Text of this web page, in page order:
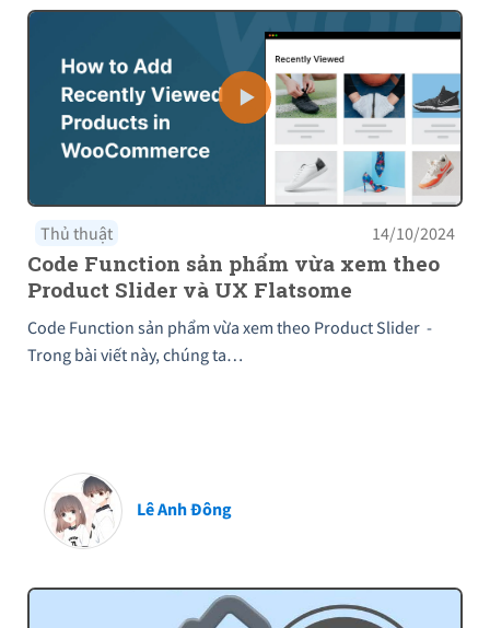
Thủ thuật 14/10/2024
Code Function sản phẩm vừa xem theo
Product Slider và UX Flatsome
Code Function sản phẩm vừa xem theo Product Slider -
Trong bài viết này, chúng ta…
Lê Anh Đông